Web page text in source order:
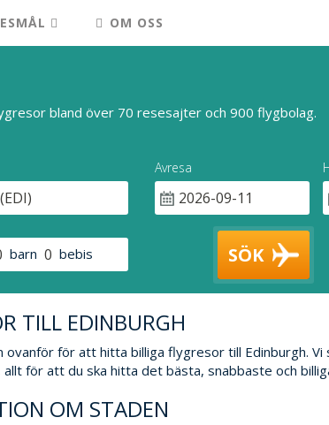
OM OSS
bland över 70 resesajter och 900 flygbolag.
Avresa
barn bebis SÖK
TILL EDINBURGH
ovanför för att hitta billiga flygresor till Edinburgh.
för att du ska hitta det bästa, snabbaste och
OM STADEN